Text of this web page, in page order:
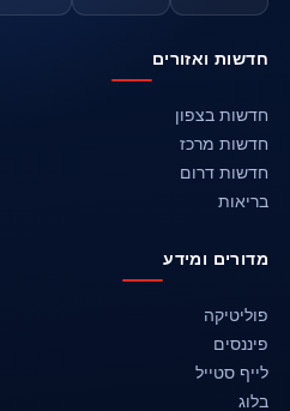
חדשות ואזורים
חדשות בצפון
חדשות מרכז
חדשות דרום
בריאות
מדורים ומידע
פוליטיקה
פיננסים
לייף סטייל
בלוג